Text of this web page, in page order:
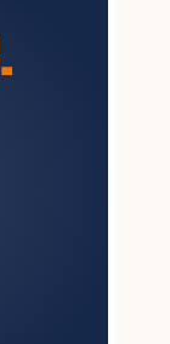
.